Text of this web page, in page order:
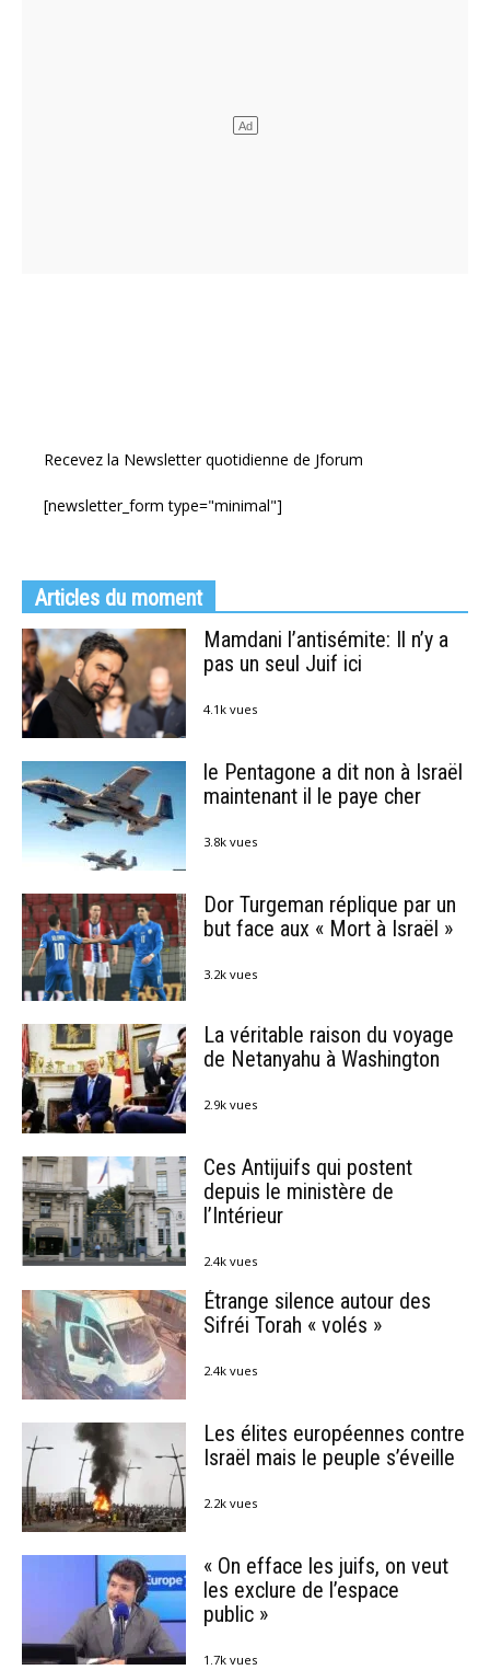
Recevez la Newsletter quotidienne de Jforum
[newsletter_form type="minimal"]
Articles du moment
Mamdani l’antisémite: Il n’y a
pas un seul Juif ici
4.1k vues
le Pentagone a dit non à Israël
maintenant il le paye cher
3.8k vues
Dor Turgeman réplique par un
but face aux « Mort à Israël »
3.2k vues
La véritable raison du voyage
de Netanyahu à Washington
2.9k vues
Ces Antijuifs qui postent
depuis le ministère de
l’Intérieur
2.4k vues
Étrange silence autour des
Sifréi Torah « volés »
2.4k vues
Les élites européennes contre
Israël mais le peuple s’éveille
2.2k vues
« On efface les juifs, on veut
les exclure de l’espace
public »
1.7k vues